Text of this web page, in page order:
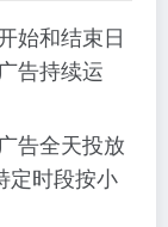
始和结束日
告持续运
告全天投放
定时段按小